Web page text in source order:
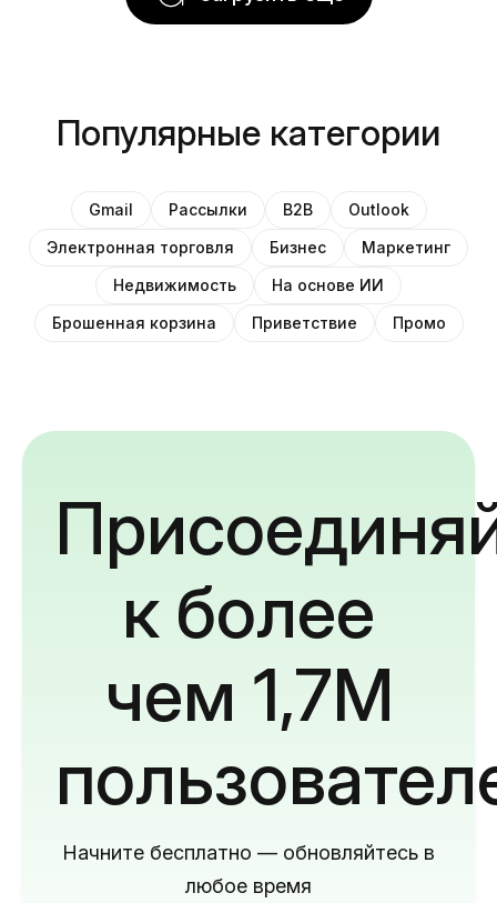
Популярные категории
Gmail Рассылки B2B
Outlook
Электронная торговля
Бизнес
Маркетинг
Недвижимость
На основе ИИ
Брошенная корзина
Приветствие Промо
к более
чем 1,7M
Начните бесплатно — обновляйтесь в
любое время